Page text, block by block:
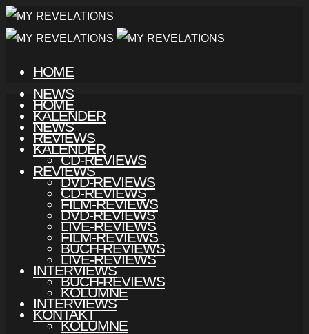
HOME
NEWS
KALENDER
REVIEWS
CD-REVIEWS
DVD-REVIEWS
FILM-REVIEWS
LIVE-REVIEWS
BUCH-REVIEWS
INTERVIEWS
KOLUMNE
KONTAKT
HOME
NEWS
KALENDER
REVIEWS
CD-REVIEWS
DVD-REVIEWS
FILM-REVIEWS
LIVE-REVIEWS
BUCH-REVIEWS
INTERVIEWS
KOLUMNE